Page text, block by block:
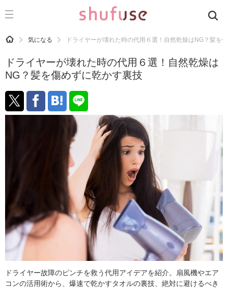
CATEGORY 記事カテゴリ
運気
洗濯
生活の知恵
おすすめ
HOME 気になる ドライヤーが壊れた時の代用６選！自然乾燥はNG？髪を
ドライヤーが壊れた時の代用６選！自然乾燥は
NG？髪を傷めずに乾かす裏技
ドライヤー故障のピンチを救う代用アイデアを紹介。扇風機やエア
コンの活用術から、爆速で乾かすタオルの裏技、絶対に避けるべき